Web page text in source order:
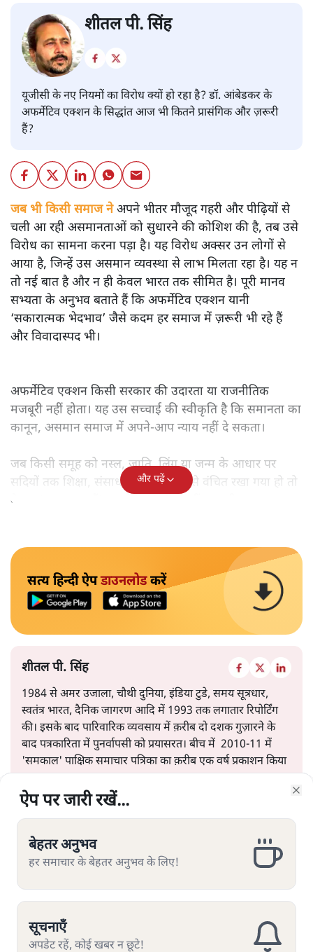
शीतल पी. सिंह
यूजीसी के नए नियमों का विरोध क्यों हो रहा है? डॉ. आंबेडकर के
अफर्मेटिव एक्शन के सिद्धांत आज भी कितने प्रासंगिक और ज़रूरी
हैं?
जब भी किसी समाज नेअपने भीतर मौजूद गहरी और पीढ़ियों से
चली आ रही असमानताओं को सुधारने की कोशिश की है, तब उसे
विरोध का सामना करना पड़ा है। यह विरोध अक्सर उन लोगों से
आया है, जिन्हें उस असमान व्यवस्था से लाभ मिलता रहा है। यह न
तो नई बात है और न ही केवल भारत तक सीमित है। पूरी मानव
सभ्यता के अनुभव बताते हैं कि अफर्मेटिव एक्शन यानी
‘सकारात्मक भेदभाव’ जैसे कदम हर समाज में ज़रूरी भी रहे हैं
और विवादास्पद भी।
अफर्मेटिव एक्शन किसी सरकार की उदारता या राजनीतिक
मजबूरी नहीं होता। यह उस सच्चाई की स्वीकृति है कि समानता का
कानून, असमान समाज में अपने-आप न्याय नहीं दे सकता।
जब किसी समूह को नस्ल, जाति, लिंग या जन्म के आधार पर
सदियों तक शिक्षा, संसाधनों और सम्मान से वंचित रखा गया हो तो
केवल ‘सब बराबर हैं’ कह देने से स्थिति नहीं बदलती।
और पढ़ें
सत्य हिन्दी ऐपडाउनलोडकरें
शीतल पी. सिंह
1984 से अमर उजाला, चौथी दुनिया, इंडिया टुडे, समय सूत्रधार,
स्वतंत्र भारत, दैनिक जागरण आदि में 1993 तक लगातार रिपोर्टिंग
की। इसके बाद पारिवारिक व्यवसाय में क़रीब दो दशक गुज़ारने के
बाद पत्रकारिता में पुनर्वापसी को प्रयासरत। बीच में 2010-11 में
'समकाल' पाक्षिक समाचार पत्रिका का क़रीब एक वर्ष प्रकाशन किया
शीतल पी. सिंहकी और स्टोरी पढ़ें
यूजीसी के नये नियम पर विवाद क्यों?
ऐप पर जारी रखें...
बेहतर अनुभव
हर समाचार के बेहतर अनुभव के लिए!
सूचनाएँ
अपडेट रहें, कोई खबर न छूटे!
ऐप पर जारी रखें...
बेहतर अनुभव
हर समाचार के बेहतर अनुभव के लिए!
सूचनाएँ
अपडेट रहें, कोई खबर न छूटे!
ऐप पर जारी रखें...
बेहतर अनुभव
हर समाचार के बेहतर अनुभव के लिए!
सूचनाएँ
अपडेट रहें, कोई खबर न छूटे!
ऐप पर जारी रखें...
बेहतर अनुभव
हर समाचार के बेहतर अनुभव के लिए!
सूचनाएँ
अपडेट रहें, कोई खबर न छूटे!
ऐप पर जारी रखें...
बेहतर अनुभव
हर समाचार के बेहतर अनुभव के लिए!
सूचनाएँ
अपडेट रहें, कोई खबर न छूटे!
ऐप पर जारी रखें...
बेहतर अनुभव
हर समाचार के बेहतर अनुभव के लिए!
सूचनाएँ
अपडेट रहें, कोई खबर न छूटे!
ऐप पर जारी रखें...
बेहतर अनुभव
हर समाचार के बेहतर अनुभव के लिए!
सूचनाएँ
अपडेट रहें, कोई खबर न छूटे!